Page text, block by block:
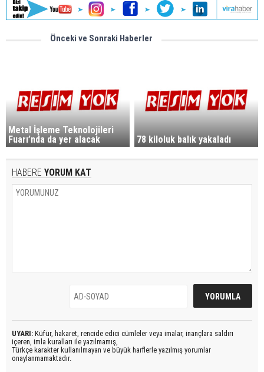
Önceki ve Sonraki Haberler
Metal İşleme Teknolojileri
Fuarı’nda da yer alacak
78 kiloluk balık yakaladı
HABERE YORUM KAT
UYARI: Küfür, hakaret, rencide edici cümleler veya imalar, inançlara saldırı
içeren, imla kuralları ile yazılmamış,
Türkçe karakter kullanılmayan ve büyük harflerle yazılmış yorumlar
onaylanmamaktadır.